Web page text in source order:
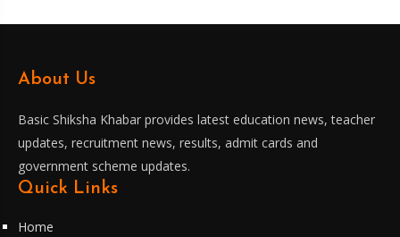
About Us
Basic Shiksha Khabar provides latest education news, teacher
updates, recruitment news, results, admit cards and
government scheme updates.
Quick Links
Home